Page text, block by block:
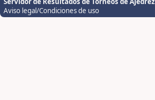
Aviso legal/Condiciones de uso